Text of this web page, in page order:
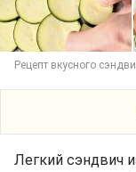
Рецепт вкусного
Легкий сэндвич